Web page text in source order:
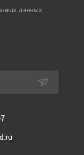
данных